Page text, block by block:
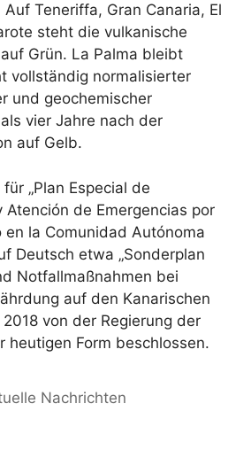
Teneriffa, Gran Canaria, El
steht die vulkanische
Grün. La Palma bleibt
vollständig normalisierter
und geochemischer
vier Jahre nach der
auf Gelb.
„Plan Especial de
Atención de Emergencias por
en la Comunidad Autónoma
Deutsch etwa „Sonderplan
Notfallmaßnahmen bei
auf den Kanarischen
2018 von der Regierung der
heutigen Form beschlossen.
Nachrichten